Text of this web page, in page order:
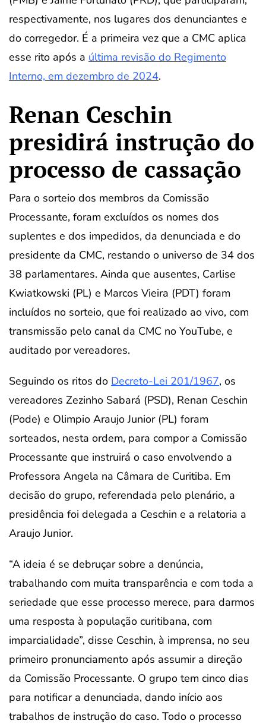
respectivamente, nos lugares dos denunciantes e
do corregedor. É a primeira vez que a CMC aplica
esse rito após a última revisão do Regimento
Interno, em dezembro de 2024.
Renan Ceschin
presidirá instrução do
processo de cassação
Para o sorteio dos membros da Comissão
Processante, foram excluídos os nomes dos
suplentes e dos impedidos, da denunciada e do
presidente da CMC, restando o universo de 34 dos
38 parlamentares. Ainda que ausentes, Carlise
Kwiatkowski (PL) e Marcos Vieira (PDT) foram
incluídos no sorteio, que foi realizado ao vivo, com
transmissão pelo canal da CMC no YouTube, e
auditado por vereadores.
Seguindo os ritos do Decreto-Lei 201/1967, os
vereadores Zezinho Sabará (PSD), Renan Ceschin
(Pode) e Olimpio Araujo Junior (PL) foram
sorteados, nesta ordem, para compor a Comissão
Processante que instruirá o caso envolvendo a
Professora Angela na Câmara de Curitiba. Em
decisão do grupo, referendada pelo plenário, a
presidência foi delegada a Ceschin e a relatoria a
Araujo Junior.
“A ideia é se debruçar sobre a denúncia,
trabalhando com muita transparência e com toda a
seriedade que esse processo merece, para darmos
uma resposta à população curitibana, com
imparcialidade”, disse Ceschin, à imprensa, no seu
primeiro pronunciamento após assumir a direção
da Comissão Processante. O grupo tem cinco dias
para notificar a denunciada, dando início aos
trabalhos de instrução do caso. Todo o processo